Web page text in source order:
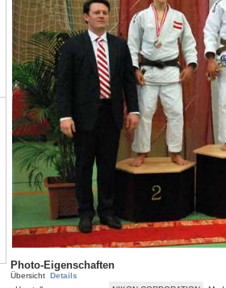
Photo-Eigenschaften
Übersicht Details